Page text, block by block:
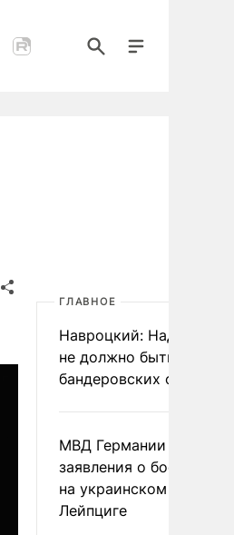
ГЛАВНОЕ
Навроцкий: Над
не должно быть
бандеровских флагов
МВД Германии отвергло
заявления о
на украинском
Лейпциге